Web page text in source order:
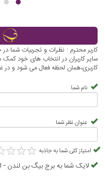
کاربر محترم : نظرات و تجربیات شما
سایر کاربران در انتخاب های خود
کاربری،همان لحظه فعال می شود و
نام شما
عنوان نظر شما
امتیاز کلی شما به جاذبه ★★★
★★★
لایک شما به برج بیگ بن لندن -